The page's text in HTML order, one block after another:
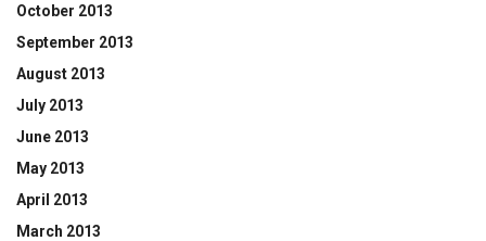
October 2013
September 2013
August 2013
July 2013
June 2013
May 2013
April 2013
March 2013